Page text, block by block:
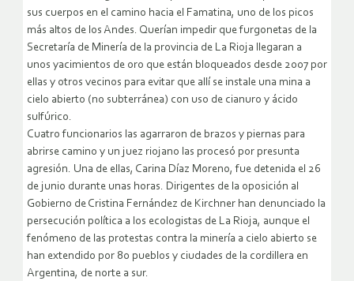
sus cuerpos en el camino hacia el Famatina, uno de los picos
más altos de los Andes. Querían impedir que furgonetas de la
Secretaría de Minería de la provincia de La Rioja llegaran a
unos yacimientos de oro que están bloqueados desde 2007 por
ellas y otros vecinos para evitar que allí se instale una mina a
cielo abierto (no subterránea) con uso de cianuro y ácido
sulfúrico.
Cuatro funcionarios las agarraron de brazos y piernas para
abrirse camino y un juez riojano las procesó por presunta
agresión. Una de ellas, Carina Díaz Moreno, fue detenida el 26
de junio durante unas horas. Dirigentes de la oposición al
Gobierno de Cristina Fernández de Kirchner han denunciado la
persecución política a los ecologistas de La Rioja, aunque el
fenómeno de las protestas contra la minería a cielo abierto se
han extendido por 80 pueblos y ciudades de la cordillera en
Argentina, de norte a sur.